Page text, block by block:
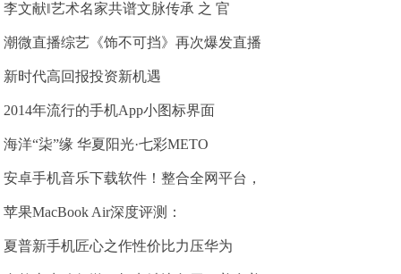
李文献‖艺术名家共谱文脉传承 之 官
潮微直播综艺《饰不可挡》再次爆发直播
新时代高回报投资新机遇
2014年流行的手机App小图标界面
海洋“柒”缘 华夏阳光·七彩METO
安卓手机音乐下载软件！整合全网平台，
苹果MacBook Air深度评测：
夏普新手机匠心之作性价比力压华为